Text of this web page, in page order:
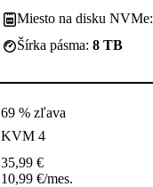
Miesto na disku NVMe:
Šírka pásma: 8 TB
69 % zľava
KVM 4
35,99 €
10,99 €/mes.